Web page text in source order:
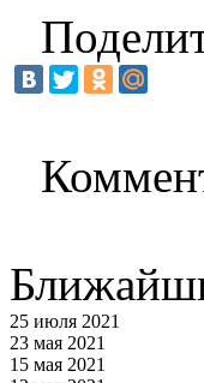
25 июля 2021
23 мая 2021
15 мая 2021